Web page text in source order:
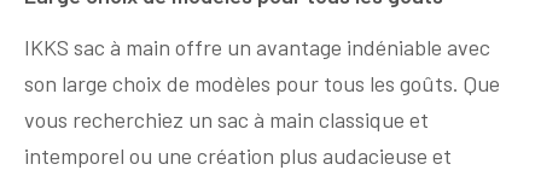
IKKS sac à main offre un avantage indéniable avec
son large choix de modèles pour tous les goûts. Que
vous recherchiez un sac à main classique et
intemporel ou une création plus audacieuse et